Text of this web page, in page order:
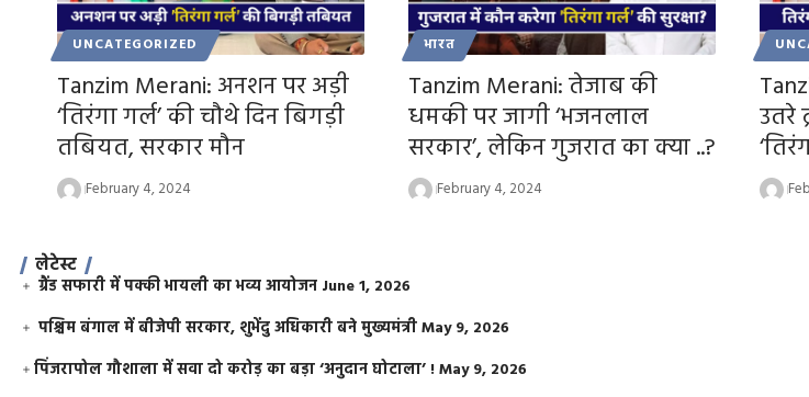
UNCATEGORIZED
Tanzim Merani: अनशन पर अड़ी
‘तिरंगा गर्ल’ की चौथे दिन बिगड़ी
तबियत, सरकार मौन
February 4, 2024
भारत
Tanzim Merani: तेजाब की
धमकी पर जागी ‘भजनलाल
सरकार’, लेकिन गुजरात का क्या ..?
February 4, 2024
उतरे
लेटेस्ट
ग्रैंड सफारी में पक्की भायली का भव्य आयोजन June 1, 2026
पश्चिम बंगाल में बीजेपी सरकार, शुभेंदु अधिकारी बने मुख्यमंत्रीMay 9, 2026
​पिंजरापोल गौशाला में सवा दो करोड़ का बड़ा ‘अनुदान घोटाला’ !May 9, 2026